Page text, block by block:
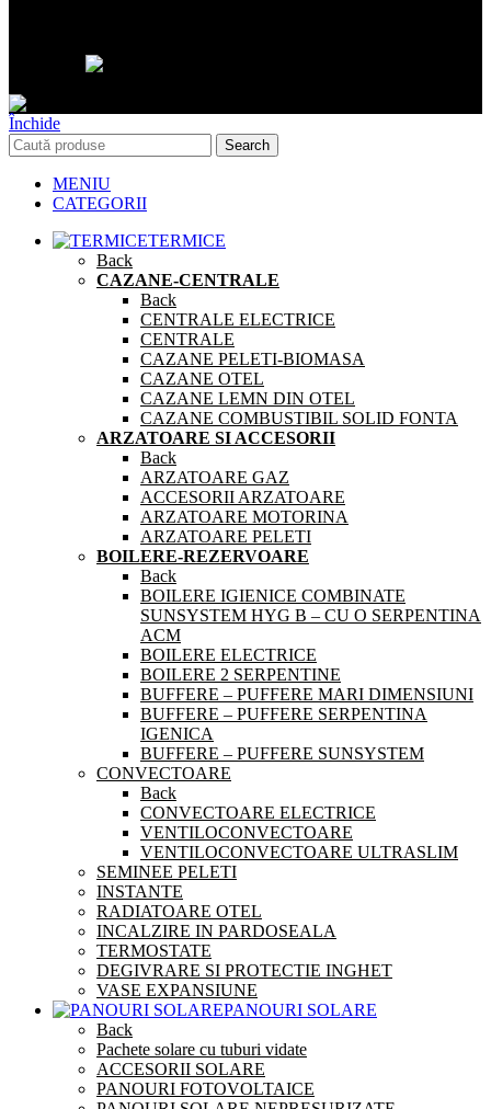
Închide
Search
MENIU
CATEGORII
TERMICE
Back
CAZANE-CENTRALE
Back
CENTRALE ELECTRICE
CENTRALE
CAZANE PELETI-BIOMASA
CAZANE OTEL
CAZANE LEMN DIN OTEL
CAZANE COMBUSTIBIL SOLID FONTA
ARZATOARE SI ACCESORII
Back
ARZATOARE GAZ
ACCESORII ARZATOARE
ARZATOARE MOTORINA
ARZATOARE PELETI
BOILERE-REZERVOARE
Back
BOILERE IGIENICE COMBINATE
SUNSYSTEM HYG B – CU O SERPENTINA
ACM
BOILERE ELECTRICE
BOILERE 2 SERPENTINE
BUFFERE – PUFFERE MARI DIMENSIUNI
BUFFERE – PUFFERE SERPENTINA
IGENICA
BUFFERE – PUFFERE SUNSYSTEM
CONVECTOARE
Back
CONVECTOARE ELECTRICE
VENTILOCONVECTOARE
VENTILOCONVECTOARE ULTRASLIM
SEMINEE PELETI
INSTANTE
RADIATOARE OTEL
INCALZIRE IN PARDOSEALA
TERMOSTATE
DEGIVRARE SI PROTECTIE INGHET
VASE EXPANSIUNE
PANOURI SOLARE
Back
Pachete solare cu tuburi vidate
ACCESORII SOLARE
PANOURI FOTOVOLTAICE